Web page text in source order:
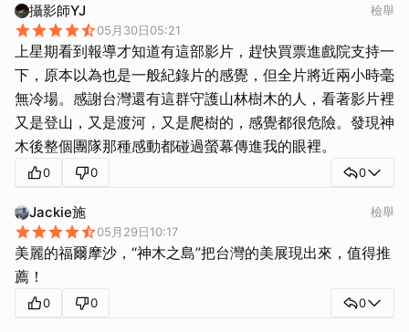
攝影師YJ
05月30日05:21
檢舉
上星期看到報導才知道有這部影片，趕快買票進戲院支持一
下，原本以為也是一般紀錄片的感覺，但全片將近兩小時毫
無冷場。感謝台灣還有這群守護山林樹木的人，看著影片裡
又是登山，又是渡河，又是爬樹的，感覺都很危險。發現神
木後整個團隊那種感動都碰過螢幕傳進我的眼裡。
0 0 0
Jackie施
05月29日10:17
檢舉
美麗的福爾摩沙，“神木之島”把台灣的美展現出來，值得推
薦！
0 0 0